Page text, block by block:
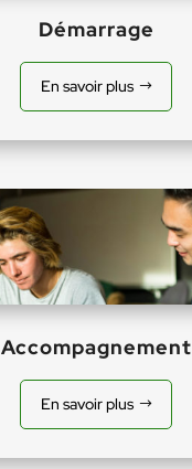
Démarrage
En savoir plus
Accompagnement
En savoir plus